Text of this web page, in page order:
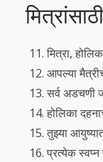
मित्रा,
आपल्या
सर्व अडचणी
होलिका
तुझ्या
प्रत्येक स्वप्न